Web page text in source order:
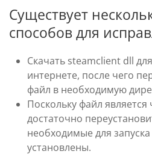
Существует
способов для
Скачать steamclient dll
интернете, после чего
файл в необходимую
Поскольку файл
достаточно
необходимые для
установлены.